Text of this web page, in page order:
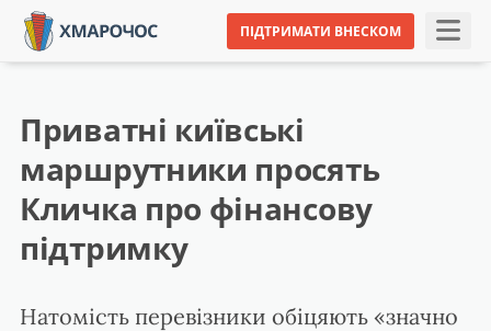
ПІДТРИМАТИ ВНЕСКОМ
Приватні київські
маршрутники просять
Кличка про фінансову
підтримку
Натомість перевізники обіцяють «значно